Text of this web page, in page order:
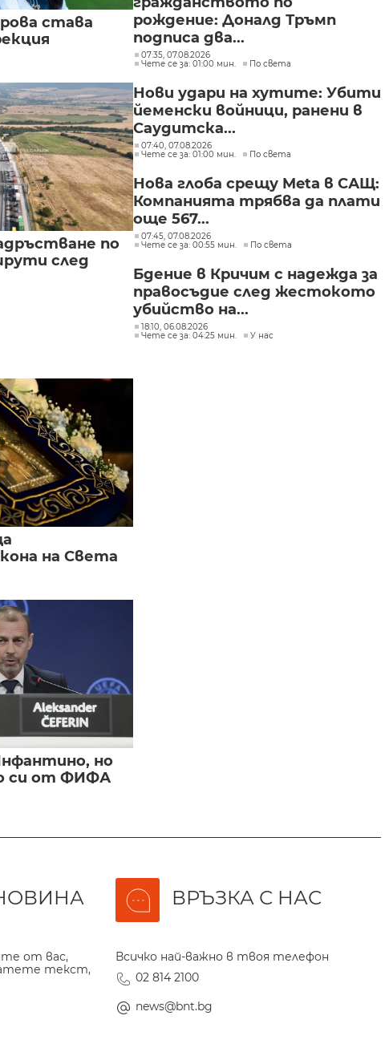
става
по
след
на Света
но
си от ФИФА
рождение: Доналд Тръмп
подписа два...
07:35, 07.08.2026
Чете се за: 01:00 мин.
По света
Нови удари на хутите: Убити
йеменски войници, ранени в
Саудитска...
07:40, 07.08.2026
Чете се за: 01:00 мин.
По света
Нова глоба срещу Meta в САЩ:
Компанията трябва да плати
още 567...
07:45, 07.08.2026
Чете се за: 00:55 мин.
По света
Бдение в Кричим с надежда за
правосъдие след жестокото
убийство на...
18:10, 06.08.2026
Чете се за: 04:25 мин.
У нас
от вас,
текст,
ВРЪЗКА С НАС
Всичко най-важно в твоя телефон
02 814 2100
news@bnt.bg